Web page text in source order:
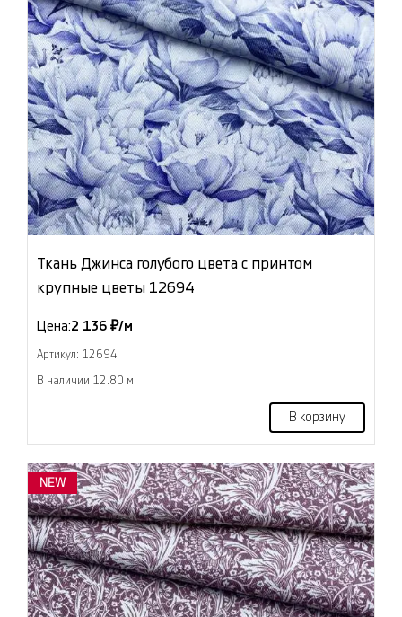
Ткань Джинса голубого цвета с принтом
крупные цветы 12694
Цена:2 136 ₽/м
Артикул: 12694
В наличии 12.80 м
В корзину
NEW